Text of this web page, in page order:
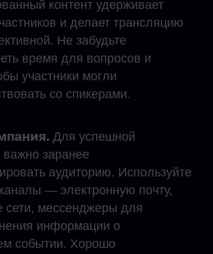
контент удерживает
и делает трансляцию
Не забудьте
время для вопросов и
участники могли
со спикерами.
Для успешной
важно заранее
аудиторию. Используйте
— электронную почту,
сети, мессенджеры для
информации о
событии. Хорошо